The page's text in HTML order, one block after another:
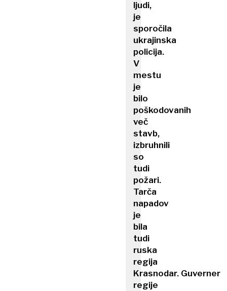
ljudi,
je
sporočila
ukrajinska
policija.
V
mestu
je
bilo
poškodovanih
več
stavb,
izbruhnili
so
tudi
požari.
Tarča
napadov
je
bila
tudi
ruska
regija
Krasnodar. Guverner
regije